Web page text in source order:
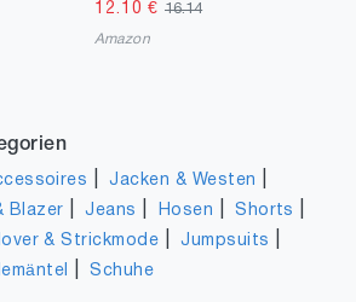
12.10 € 16.14
Amazon
|Jacken & Westen
Blazer |Jeans Hosen |Shorts
& Strickmode |Jumpsuits
|Schuhe